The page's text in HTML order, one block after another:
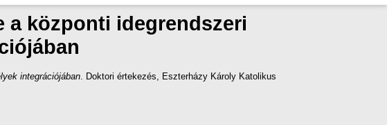
a központi idegrendszeri
integrációjában . Doktori értekezés, Eszterházy Károly Katolikus